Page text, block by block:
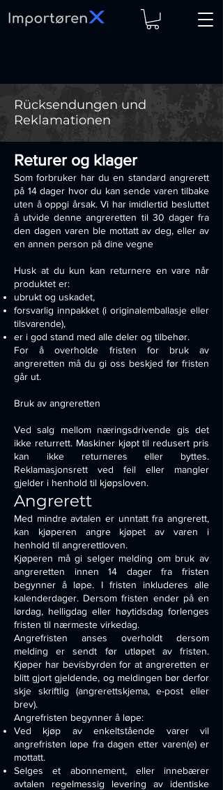
Rücksendungen und
Reklamationen
Returer og klager
Som forbruker har du en standard angrerett
på 14 dager hvor du kan sende varen tilbake
uten å oppgi årsak. Vi har imidlertid besluttet
å utvide denne angreretten til 30 dager fra
den dagen varen ble mottatt av deg, eller av
en annen person på dine vegne
Husk at du kun kan returnere en vare når
produktet er:
ubrukt og uskadet,
forsvarlig innpakket (i originalemballasje eller
tilsvarende),
er i god stand med alle deler og tilbehør.
For å overholde fristen for bruk av
angreretten må du gi oss beskjed før fristen
går ut.
Bruk av angreretten
Ved salg mellom næringsdrivende gis det
ikke returrett. Maskiner kjøpt til redusert pris
kan ikke returneres eller byttes.
Reklamasjonsrett ved feil eller mangler
gjelder i henhold til kjøpsloven.
Angrerett
Med mindre avtalen er unntatt fra angrerett,
kan kjøperen angre kjøpet av varen i
henhold til angrerettloven.
Kjøperen må gi selger melding om bruk av
angreretten innen 14 dager fra fristen
begynner å løpe. I fristen inkluderes alle
kalenderdager. Dersom fristen ender på en
lørdag, helligdag eller høytidsdag forlenges
fristen til nærmeste virkedag.
Angrefristen anses overholdt dersom
melding er sendt før utløpet av fristen.
Kjøper har bevisbyrden for at angreretten er
blitt gjort gjeldende, og meldingen bør derfor
skje skriftlig (angrerettskjema, e-post eller
brev).
Angrefristen begynner å løpe:
Ved kjøp av enkeltstående varer vil
angrefristen løpe fra dagen etter varen(e) er
mottatt.
Selges et abonnement, eller innebærer
avtalen regelmessig levering av identiske